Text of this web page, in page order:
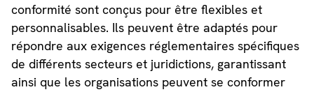
conformité sont conçus pour être flexibles et
personnalisables. Ils peuvent être adaptés pour
répondre aux exigences réglementaires spécifiques
de différents secteurs et juridictions, garantissant
ainsi que les organisations peuvent se conformer